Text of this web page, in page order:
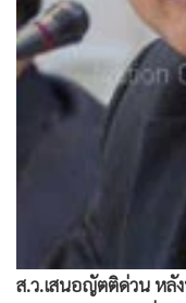
• การเมือง
• ท่องเที่ยว
กีฬา
ต่างประเทศ
ชุมชน-คุณภาพชีวิต
• อาชญากรรม
ส.ว.เสนอญัตติด่วน หลั